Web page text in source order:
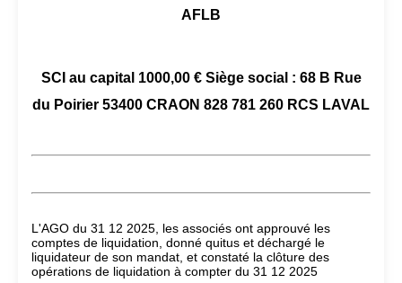
AFLB
SCI au capital 1000,00 € Siège social : 68 B Rue
du Poirier 53400 CRAON 828 781 260 RCS LAVAL
L'AGO du 31 12 2025, les associés ont approuvé les
comptes de liquidation, donné quitus et déchargé le
liquidateur de son mandat, et constaté la clôture des
opérations de liquidation à compter du 31 12 2025